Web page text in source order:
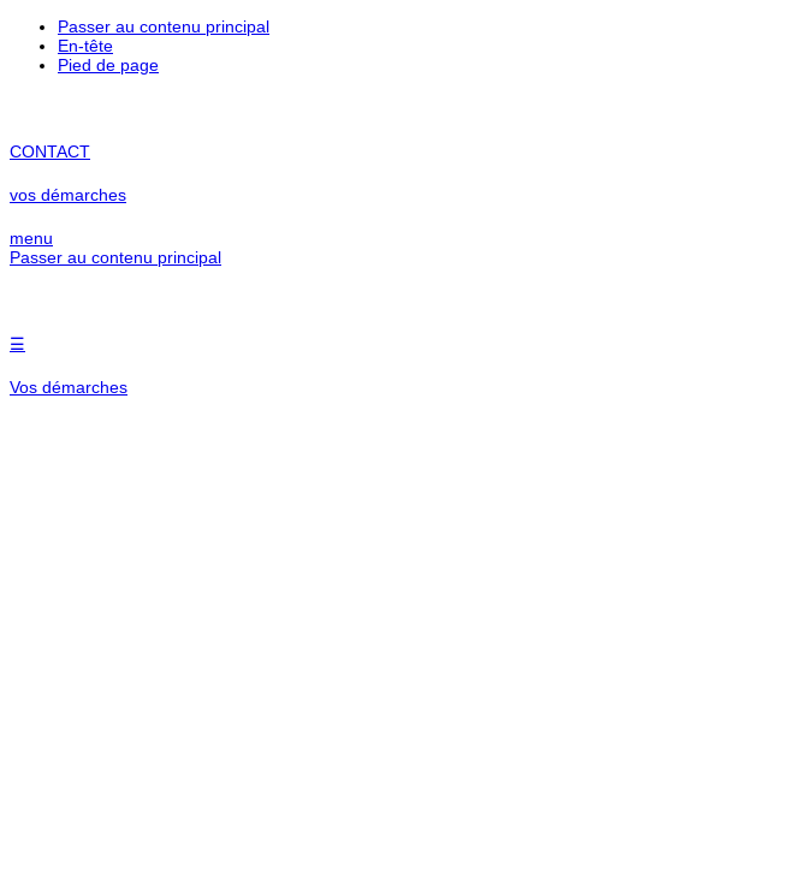
contenu
principal
Passer au contenu principal
En-tête
Pied de page
CONTACT
vos démarches
menu
Passer au contenu principal
☰
Vos démarches